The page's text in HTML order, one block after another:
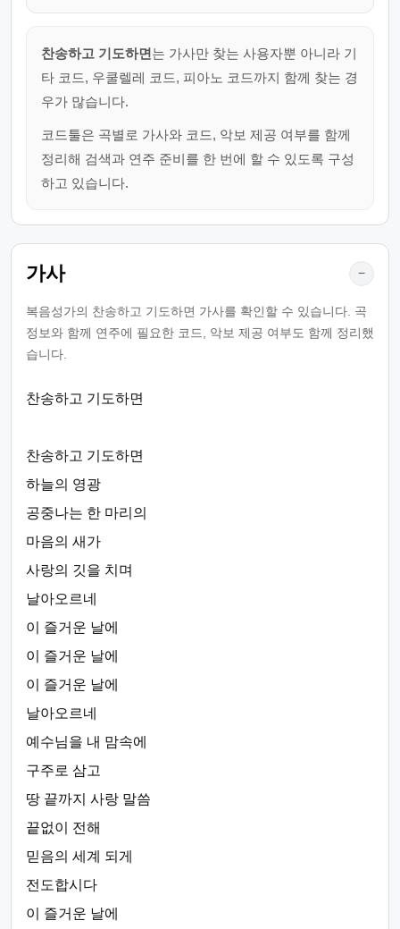
찬송하고 기도하면는 가사만 찾는 사용자뿐 아니라 기
타 코드, 우쿨렐레 코드, 피아노 코드까지 함께 찾는 경
우가 많습니다.
코드툴은 곡별로 가사와 코드, 악보 제공 여부를 함께
정리해 검색과 연주 준비를 한 번에 할 수 있도록 구성
하고 있습니다.
가사 −
복음성가의 찬송하고 기도하면 가사를 확인할 수 있습니다. 곡
정보와 함께 연주에 필요한 코드, 악보 제공 여부도 함께 정리했
습니다.
찬송하고 기도하면
찬송하고 기도하면
하늘의 영광
공중나는 한 마리의
마음의 새가
사랑의 깃을 치며
날아오르네
이 즐거운 날에
이 즐거운 날에
이 즐거운 날에
날아오르네
예수님을 내 맘속에
구주로 삼고
땅 끝까지 사랑 말씀
끝없이 전해
믿음의 세계 되게
전도합시다
이 즐거운 날에